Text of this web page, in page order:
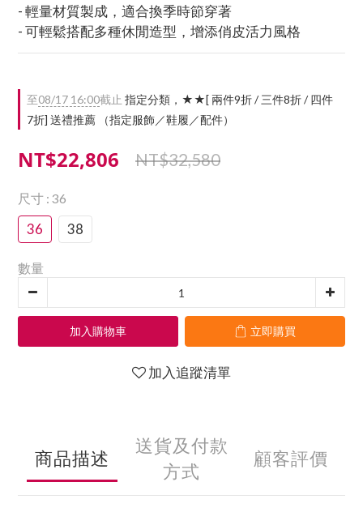
- 輕量材質製成，適合換季時節穿著
- 可輕鬆搭配多種休閒造型，增添俏皮活力風格
至08/17 16:00截止 指定分類，★★[ 兩件9折 / 三件8折 / 四件
7折] 送禮推薦 （指定服飾／鞋履／配件）
NT$22,806 NT$32,580
尺寸 : 36
36 38
數量
加入購物車 立即購買
加入追蹤清單
商品描述
送貨及付款
方式
顧客評價